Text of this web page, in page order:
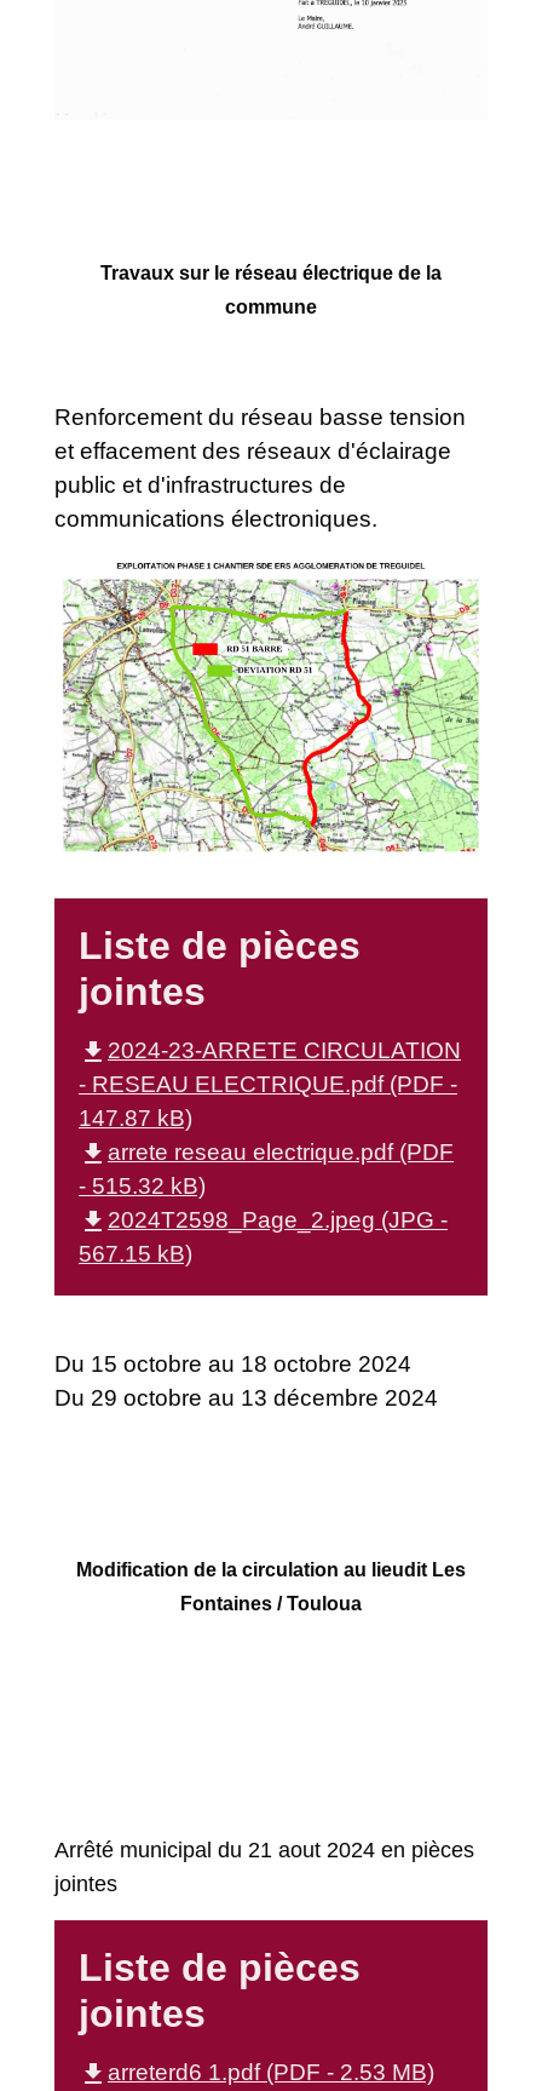
Travaux sur le réseau électrique de la
commune
Renforcement du réseau basse tension
et effacement des réseaux d'éclairage
public et d'infrastructures de
communications électroniques.
Liste de pièces
jointes
file_download 2024-23-ARRETE CIRCULATION
- RESEAU ELECTRIQUE.pdf (PDF -
147.87 kB)
file_download arrete reseau electrique.pdf (PDF
- 515.32 kB)
file_download 2024T2598_Page_2.jpeg (JPG -
567.15 kB)
Du 15 octobre au 18 octobre 2024
Du 29 octobre au 13 décembre 2024
Modification de la circulation au lieudit Les
Fontaines / Touloua
Arrêté municipal du 21 aout 2024 en pièces
jointes
Liste de pièces
jointes
file_download arreterd6 1.pdf (PDF - 2.53 MB)